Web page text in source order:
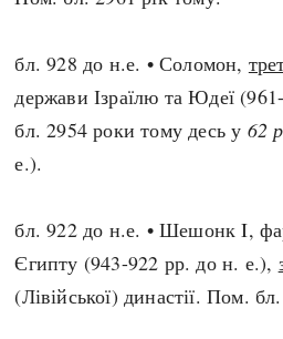
бл. 928 до н.е. • Соломон,
держави Ізраїлю та Юдеї
бл. 2954 роки тому десь у 62
е.).
бл. 922 до н.е. • Шешонк I,
Єгипту (943-922 рр. до н. е.),
(Лівійської) династії. Пом.